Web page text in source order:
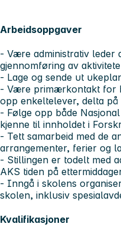
Arbeidsoppgaver
- Være administrativ leder
gjennomføring av
- Lage og sende ut
- Være primærkontakt for
opp enkeltelever, delta
- Følge opp både
kjenne til innholdet i
- Tett samarbeid med de
arrangementer, ferier og
- Stillingen er todelt med
AKS tiden på
- Inngå i skolens
skolen, inklusiv
Kvalifikasjoner